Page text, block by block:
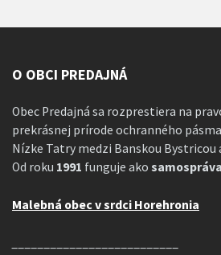
O OBCI PREDAJNÁ
Obec Predajná sa rozprestiera na
prekrásnej prírode ochranného
Nízke Tatry medzi Banskou Bystricou
Od roku 1991 funguje ako
Malebná obec v srdci Horehronia